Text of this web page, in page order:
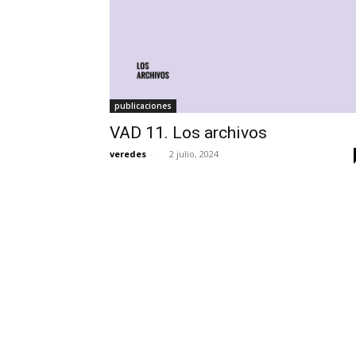
publicaciones
VAD 11. Los archivos
veredes - 2 julio, 2024